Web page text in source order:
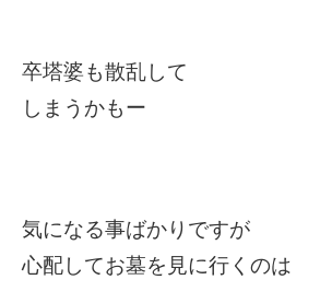
卒塔婆も散乱して
しまうかもー
気になる事ばかりですが
心配してお墓を見に行くのは